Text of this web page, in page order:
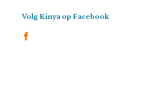
Volg Kinya op Facebook